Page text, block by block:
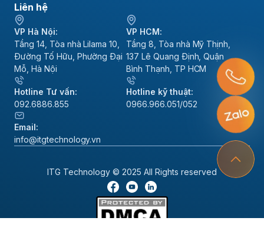
Liên hệ
VP Hà Nội:
Tầng 14, Tòa nhà Lilama 10,
Đường Tố Hữu, Phường Đại
Mỗ, Hà Nội
VP HCM:
Tầng 8, Tòa nhà Mỹ Thịnh,
137 Lê Quang Định, Quận
Bình Thạnh, TP HCM
Hotline Tư vấn:
092.6886.855
Hotline kỹ thuật:
0966.966.051/052
Email:
info@itgtechnology.vn
ITG Technology © 2025 All Rights reserved